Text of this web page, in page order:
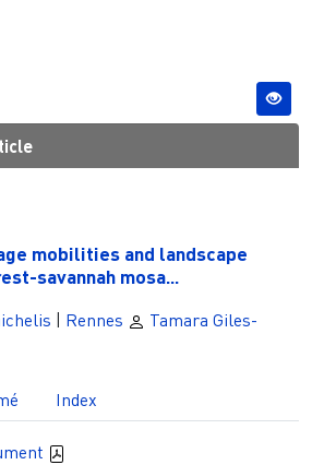
mobilities and landscape
savannah mosa...
Rennes
Tamara Giles-
Index